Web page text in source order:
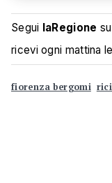
Segui laRegione
ricevi ogni mattina
fiorenza bergomi